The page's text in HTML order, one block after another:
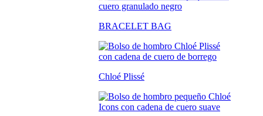
BRACELET BAG
Chloé Plissé